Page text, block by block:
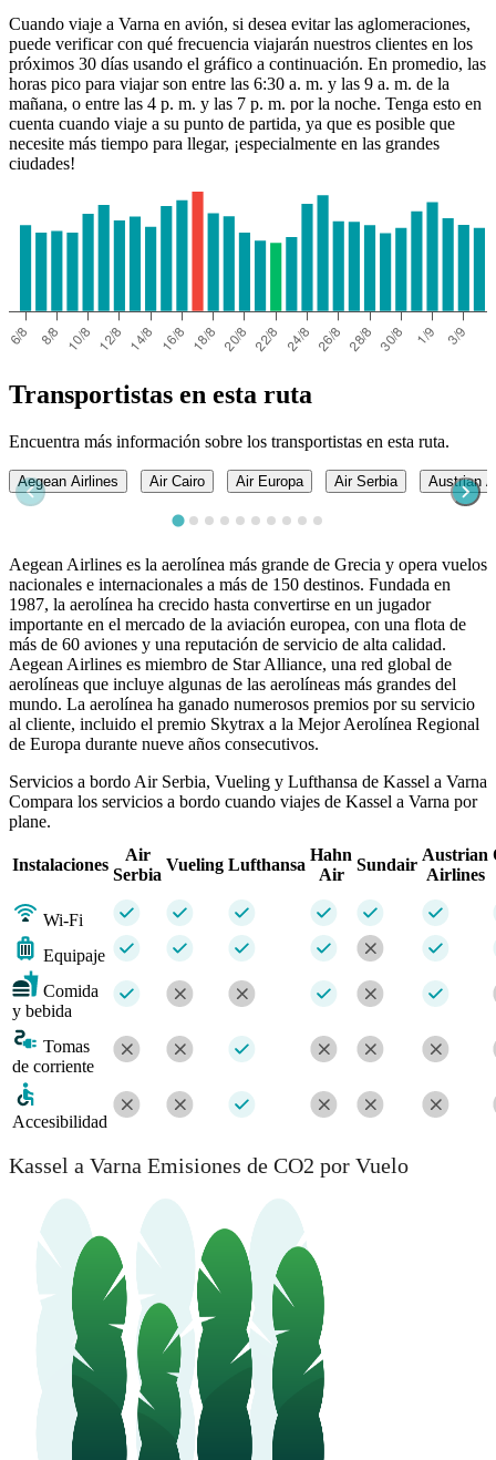
Cuando viaje a Varna en avión, si desea evitar las aglomeraciones,
puede verificar con qué frecuencia viajarán nuestros clientes en los
próximos 30 días usando el gráfico a continuación. En promedio, las
horas pico para viajar son entre las 6:30 a. m. y las 9 a. m. de la
mañana, o entre las 4 p. m. y las 7 p. m. por la noche. Tenga esto en
cuenta cuando viaje a su punto de partida, ya que es posible que
necesite más tiempo para llegar, ¡especialmente en las grandes
ciudades!
Transportistas en esta ruta
Encuentra más información sobre los transportistas en esta ruta.
Aegean Airlines Air Cairo Air Europa Air Serbia Austrian
Aegean Airlines es la aerolínea más grande de Grecia y opera vuelos
nacionales e internacionales a más de 150 destinos. Fundada en
1987, la aerolínea ha crecido hasta convertirse en un jugador
importante en el mercado de la aviación europea, con una flota de
más de 60 aviones y una reputación de servicio de alta calidad.
Aegean Airlines es miembro de Star Alliance, una red global de
aerolíneas que incluye algunas de las aerolíneas más grandes del
mundo. La aerolínea ha ganado numerosos premios por su servicio
al cliente, incluido el premio Skytrax a la Mejor Aerolínea Regional
de Europa durante nueve años consecutivos.
Servicios a bordo Air Serbia, Vueling y Lufthansa de Kassel a Varna
Compara los servicios a bordo cuando viajes de Kassel a Varna por
plane.
Instalaciones
Air
Serbia
Vueling Lufthansa
Hahn
Air
Sundair
Austrian
Airlines
Wi-Fi
Equipaje
Comida
y bebida
Tomas
de corriente
Accesibilidad
Kassel a Varna Emisiones de CO2 por Vuelo